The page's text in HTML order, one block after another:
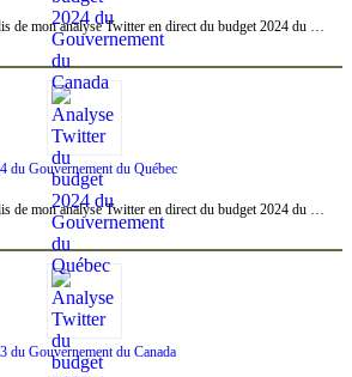
de mon analyse Twitter en direct du budget 2024 du …
du Gouvernement du Québec
de mon analyse Twitter en direct du budget 2024 du …
du Gouvernement du Canada